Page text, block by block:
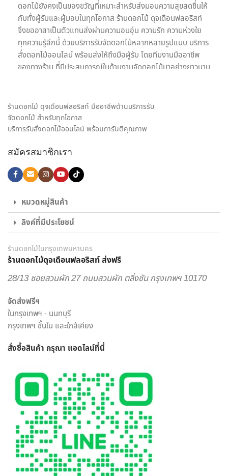
ดอกไม้ยังคงเป็นของขวัญที่เหมาะสำหรับส่งมอบความสุขสดชื่นให้
กับทั้งผู้รับและผู้มอบในทุกโอกาส ร้านดอกไม้ ดุจเดือนฟลอริสท์
จึงขออาสาเป็นตัวแทนส่งผ่านความอบอุ่น ความรัก ความห่วงใย
ทุกความรู้สึกนี้ ด้วยบริการรับจัดดอกไม้หลากหลายรูปแบบ บริการ
สั่งดอกไม้ออนไลน์ พร้อมส่งให้ถึงมือผู้รับ โดยทีมงานมืออาชีพ
ของทางร้าน ที่มีประสบการณ์ในด้านงานจัดดอกไม้มาอย่างยาวนาน
เรา คือ การเป็นสื่อกลางของทุกความรู้สึก พร้อมสร้างความประทับ
ใจให้กับทั้งผู้รับและผู้มอบดอกไม้ เราจึงมุ่งมั่นใส่ใจทุกรายละเอียด
ในงานจัดดอกไม้ ให้ได้ผลงานออกมาตรงตามความต้องการของ
ช่อดอกไม้รับปริญญา ช่อดอกไม้อวยพรวันเกิด, กระเช้าดอกไม้
แสดงความยินดี และดอกไม้ของขวัญอีกหลายรูปแบบ ก็มั่นใจ
เลือก สั่งดอกไม้ออนไลน์ กับ ร้านดอกไม้ ของเราได้เลย
ไม่ใช่แค่เพียงความความพิถีพิถันในงานรับจัดดอกไม้ เพื่อให้ทุกผล
งานออกมาสวยงามเท่านั้น แต่เรายังใส่ใจในด้านบริการส่งดอกไม้
และส่งของขวัญอีกด้วย พนักงานส่งสินค้าของจากร้านของเรา
เป็นผู้ที่มีความเชี่ยวชาญด้านดอกไม้เป็นพิเศษ สามารถดูแลรักษา
สินค้าให้ถึงมือผู้รับได้อย่างสมบูรณ์ที่สุด เพราะเรา คือ ร้านดอกไม้
ออนไลน์ ที่เน้นให้บริการเพื่อตอบโจทย์ไลฟ์สไตล์ของคนยุคใหม่
สะดวกสบาย ครบครัน ครอบคลุมในแห่งเดียว
เราพร้อมรังสรรค์สินค้าตามความต้องการของคุณ โดยลูกค้า
สามารถเลือกสั่งดอกไม้และรูปแบบการจัดดอกไม้ได้อย่างเต็มที่
ทีมงานจาก ร้านดอกไม้ออนไลน์ ดุจเดือน ฟลอริสท์ ยินดีให้คำ
ปรึกษาแนะนำเรื่องการส่งของขวัญ ประเภทดอกไม้ เพื่อสร้างความ
ประทับใจให้กับผู้รับมากที่สุด ไม่ว่าจะเป็นโอกาสพิเศษ งานเทศกาล
หรือวันสำคัญใด นึกถึงงานรับจัดดอกไม้จากมืออาชีพ มาก
ฟลอริสท์” เท่านั้น เราไม่ทำให้คุณผิดหวังแน่นอน
ร้านดอกไม้ ดุจเดือนฟลอริสท์ มืออาชีพด้านบริการรับ
จัดดอกไม้ สำหรับทุกโอกาส
บริการรับสั่งดอกไม้ออนไลน์ พร้อมการันตีคุณภาพ
สมัครสมาชิกเรา
หมวดหมู่สินค้า
ลิงค์ที่มีประโยชน์
ร้านดอกไม้ในกรุงเทพมหานคร
ร้านดอกไม้ดุจเดือนฟลอริสท์ ส่งฟรี
28/13 ซอยสวนผัก 27 ถนนสวนผัก ตลิ่งชัน กรุงเทพฯ 10170
จัดส่งฟรีฯ
ในกรุงเทพฯ - นนทบุรี
กรุงเทพฯ ชั้นใน และใกล้เคียง
สั่งซื้อสินค้า กรุณา แอดไลน์ที่นี่